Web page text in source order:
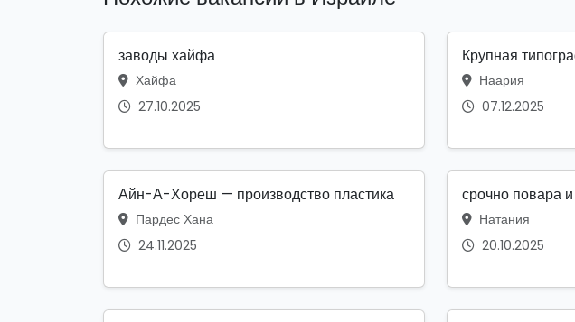
заводы хайфа
Хайфа
27.10.2025
Крупная
Наария
07.12.2025
Айн-А-Хореш — производство пластика
Пардес Хана
24.11.2025
срочно повара
Натания
20.10.2025